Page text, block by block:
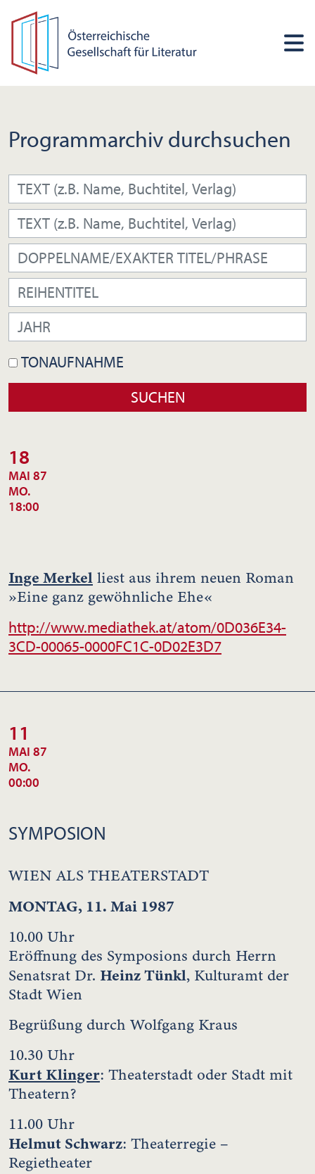
Programmarchiv durchsuchen
TONAUFNAHME
18
MAI 87
MO.
18:00
Inge Merkel liest aus ihrem neuen Roman
»Eine ganz gewöhnliche Ehe«
http://www.mediathek.at/atom/0D036E34-
3CD-00065-0000FC1C-0D02E3D7
11
MAI 87
MO.
00:00
SYMPOSION
WIEN ALS THEATERSTADT
MONTAG, 11. Mai 1987
10.00 Uhr
Eröffnung des Symposions durch Herrn
Senatsrat Dr. Heinz Tünkl, Kulturamt der
Stadt Wien
Begrüßung durch Wolfgang Kraus
10.30 Uhr
Kurt Klinger: Theaterstadt oder Stadt mit
Theatern?
11.00 Uhr
Helmut Schwarz: Theaterregie –
Regietheater